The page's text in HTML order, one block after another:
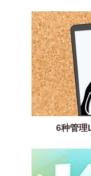
6种管